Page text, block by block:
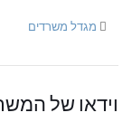
מגדל משרדים
וידאו של